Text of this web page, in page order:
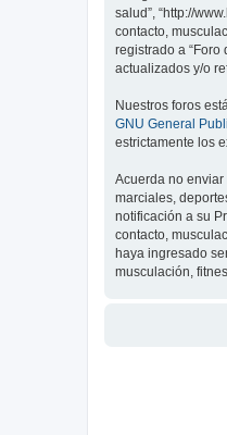
salud”, “http://
contacto,
registrado a
actualizados y/o
Nuestros foros
GNU General
estrictamente los
Acuerda no
marciales,
notificación a su
contacto,
haya ingresado
musculación,